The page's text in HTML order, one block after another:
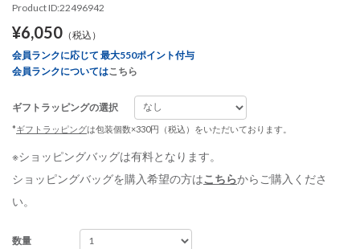
Product ID:22496942
¥6,050 （税込）
会員ランクに応じて 最大550ポイント付与
会員ランクについてはこちら
ギフトラッピングの選択
*ギフトラッピングは包装個数×330円（税込）をいただいております。
※ショッピングバッグは有料となります。
ショッピングバッグを購入希望の方はこちらからご購入くださ
い。
数量